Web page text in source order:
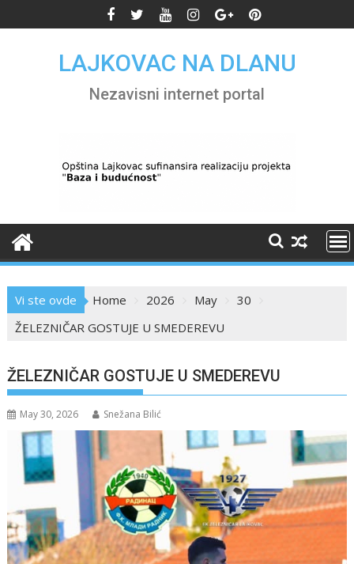
to
LAJKOVAC NA DLANU
Nezavisni internet portal
Vi ste ovde Home 2026 May
30
ŽELEZNIČAR GOSTUJE U SMEDEREVU
ŽELEZNIČAR GOSTUJE U SMEDEREVU
May 30, 2026 Snežana Bilić